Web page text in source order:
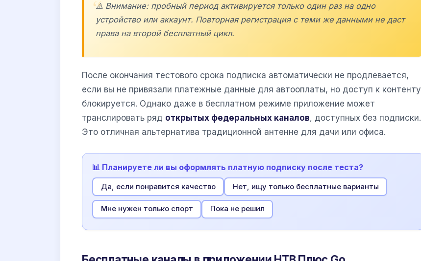
⚠️ Внимание: пробный период активируется только один раз на одно
устройство или аккаунт. Повторная регистрация с теми же данными не даст
права на второй бесплатный цикл.
После окончания тестового срока подписка автоматически не продлевается,
если вы не привязали платежные данные для автооплаты, но доступ к контенту
блокируется. Однако даже в бесплатном режиме приложение может
транслировать ряд открытых федеральных каналов, доступных без подписки.
Это отличная альтернатива традиционной антенне для дачи или офиса.
📊 Планируете ли вы оформлять платную подписку после теста?
Да, если понравится качество Нет, ищу только бесплатные варианты
Мне нужен только спорт Пока не решил